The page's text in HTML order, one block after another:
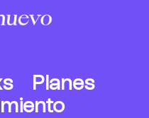
Planes